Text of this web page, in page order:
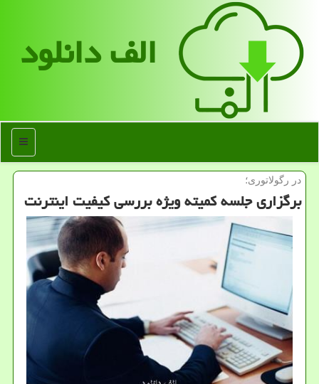
الف دانلود
منو
در رگولاتوری؛
برگزاری جلسه کمیته ویژه بررسی کیفیت اینترنت